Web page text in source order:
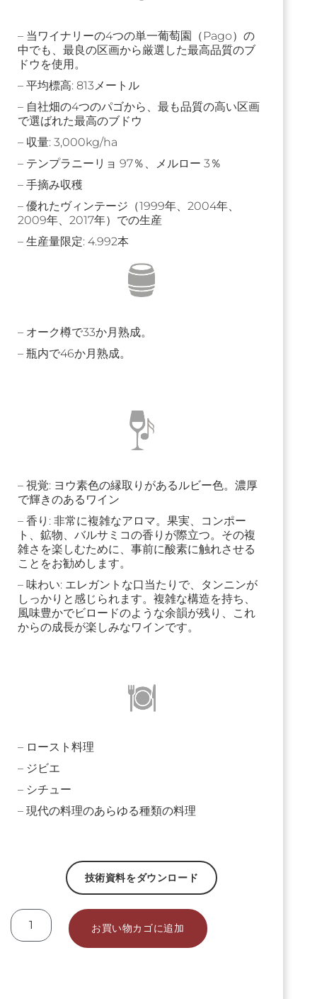
– 当ワイナリーの4つの単一葡萄園（Pago）の
中でも、最良の区画から厳選した最高品質のブ
ドウを使用。
– 平均標高: 813メートル
– 自社畑の4つのパゴから、最も品質の高い区画
で選ばれた最高のブドウ
– 収量: 3,000kg/ha
– テンプラニーリョ 97％、メルロー 3％
– 手摘み収穫
– 優れたヴィンテージ（1999年、2004年、
2009年、2017年）での生産
– 生産量限定: 4.992本
– オーク樽で33か月熟成。
– 瓶内で46か月熟成。
– 視覚: ヨウ素色の縁取りがあるルビー色。濃厚
で輝きのあるワイン
– 香り: 非常に複雑なアロマ。果実、コンポー
ト、鉱物、バルサミコの香りが際立つ。その複
雑さを楽しむために、事前に酸素に触れさせる
ことをお勧めします。
– 味わい: エレガントな口当たりで、タンニンが
しっかりと感じられます。複雑な構造を持ち、
風味豊かでビロードのような余韻が残り、これ
からの成長が楽しみなワインです。
– ロースト料理
– ジビエ
– シチュー
– 現代の料理のあらゆる種類の料理
技術資料をダウンロード
お買い物カゴに追加